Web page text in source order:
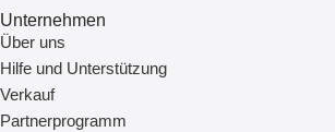
Unternehmen
Über uns
Hilfe und Unterstützung
Verkauf
Partnerprogramm